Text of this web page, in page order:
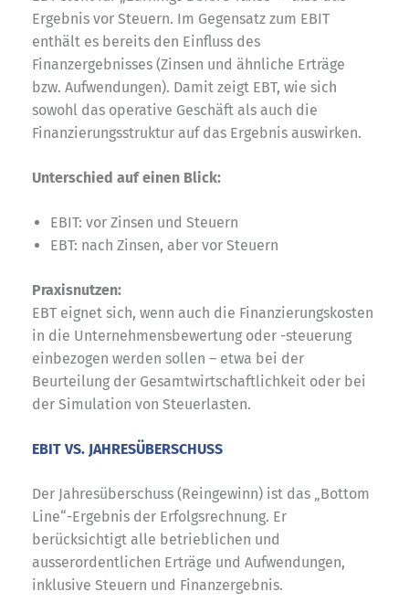
Ergebnis vor Steuern. Im Gegensatz zum EBIT
enthält es bereits den Einfluss des
Finanzergebnisses (Zinsen und ähnliche Erträge
bzw. Aufwendungen). Damit zeigt EBT, wie sich
sowohl das operative Geschäft als auch die
Finanzierungsstruktur auf das Ergebnis auswirken.
Unterschied auf einen Blick:
EBIT: vor Zinsen und Steuern
EBT: nach Zinsen, aber vor Steuern
Praxisnutzen:
EBT eignet sich, wenn auch die Finanzierungskosten
in die Unternehmensbewertung oder -steuerung
einbezogen werden sollen – etwa bei der
Beurteilung der Gesamtwirtschaftlichkeit oder bei
der Simulation von Steuerlasten.
EBIT VS. JAHRESÜBERSCHUSS
Der Jahresüberschuss (Reingewinn) ist das „Bottom
Line“-Ergebnis der Erfolgsrechnung. Er
berücksichtigt alle betrieblichen und
ausserordentlichen Erträge und Aufwendungen,
inklusive Steuern und Finanzergebnis.